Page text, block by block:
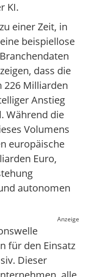
KI.
einer Zeit, in
beispiellose
dass die
226 Milliarden
Anstieg
Während die
Volumens
europäische
Euro,
autonomen
Anzeige
für den Einsatz
Dieser